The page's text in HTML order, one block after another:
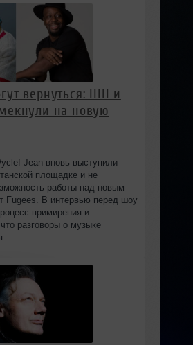
вернуться: Hill и
на новую
Jean вновь выступили
площадке и не
работы над новым
Fugees. В интервью перед шоу
примирения и
разговоры о музыке